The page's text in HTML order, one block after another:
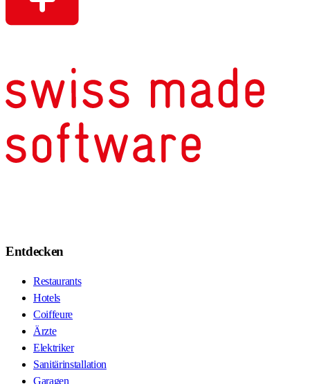
Entdecken
Restaurants
Hotels
Coiffeure
Ärzte
Elektriker
Sanitärinstallation
Garagen